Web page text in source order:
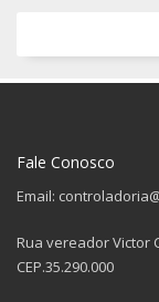
Fale Conosco
Email:
Rua vereador Victor
CEP.35.290.000